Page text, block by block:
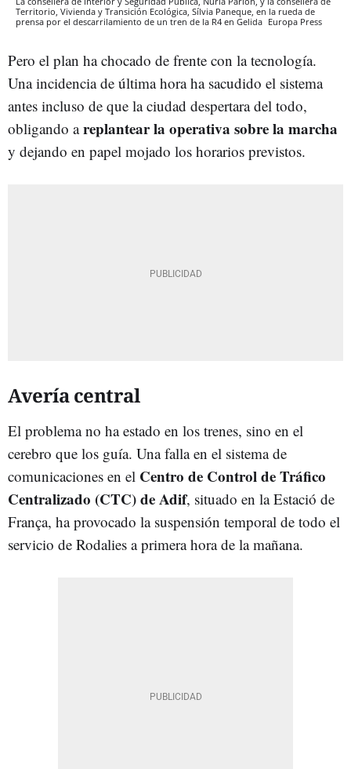
Territorio, Vivienda y Transición Ecológica, Sílvia Paneque, en la rueda de
prensa por el descarrilamiento de un tren de la R4 en Gelida Europa Press
Pero el plan ha chocado de frente con la tecnología.
Una incidencia de última hora ha sacudido el sistema
antes incluso de que la ciudad despertara del todo,
obligando areplantear la operativa sobre la marcha
y dejando en papel mojado los horarios previstos.
Avería central
El problema no ha estado en los trenes, sino en el
cerebro que los guía. Una falla en el sistema de
comunicaciones en el Centro de Control de Tráfico
Centralizado (CTC) de Adif, situado en la Estació de
França, ha provocado la suspensión temporal de todo el
servicio de Rodalies a primera hora de la mañana.